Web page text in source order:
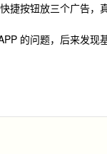
捷按钮放三个广告，
的问题，后来发现